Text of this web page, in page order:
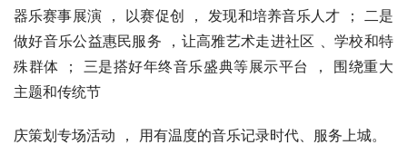
器乐赛事展演 ， 以赛促创 ， 发现和培养音乐人才 ； 二是
做好音乐公益惠民服务 ，让高雅艺术走进社区 、学校和特
殊群体 ； 三是搭好年终音乐盛典等展示平台 ， 围绕重大
主题和传统节
庆策划专场活动 ， 用有温度的音乐记录时代、服务上城。